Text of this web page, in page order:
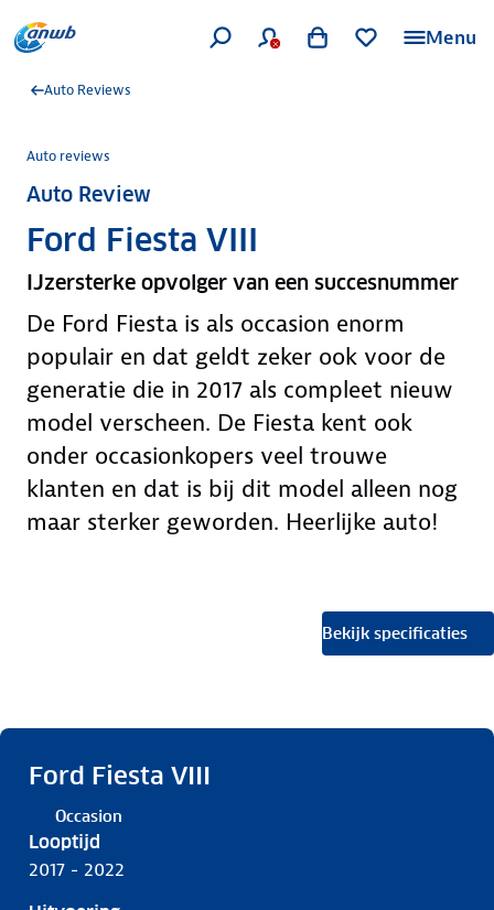
Menu
Auto Reviews
Auto reviews
Auto Review
Ford Fiesta VIII
IJzersterke opvolger van een succesnummer
De Ford Fiesta is als occasion enorm
populair en dat geldt zeker ook voor de
generatie die in 2017 als compleet nieuw
model verscheen. De Fiesta kent ook
onder occasionkopers veel trouwe
klanten en dat is bij dit model alleen nog
maar sterker geworden. Heerlijke auto!
Bekijk specificaties
Ford Fiesta VIII
Occasion
Looptijd
2017 - 2022